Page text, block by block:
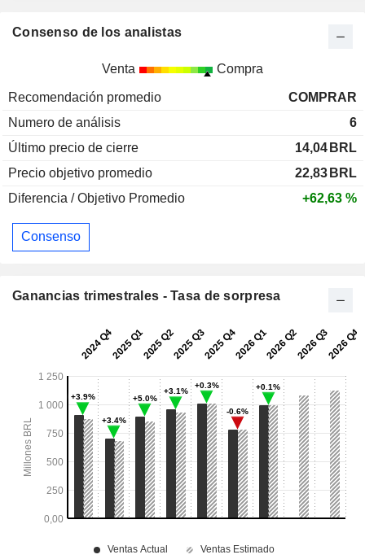
Consenso de los analistas
Venta Compra
Recomendación promedio
COMPRAR
Numero de análisis
6
Último precio de cierre
14,04 BRL
Precio objetivo promedio
22,83 BRL
Diferencia / Objetivo Promedio
+62,63 %
Consenso
Ganancias trimestrales - Tasa de sorpresa